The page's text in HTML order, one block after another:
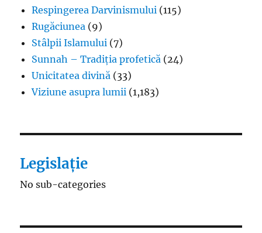
Respingerea Darvinismului (115)
Rugăciunea (9)
Stâlpii Islamului (7)
Sunnah – Tradiția profetică (24)
Unicitatea divină (33)
Viziune asupra lumii (1,183)
Legislație
No sub-categories